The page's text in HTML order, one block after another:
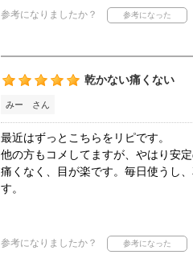
参考になりましたか？
乾かない痛くない
みー さん
最近はずっとこちらをリピです。
他の方もコメしてますが、やはり安定
痛くなく、目が楽です。毎日使うし
す。
参考になりましたか？